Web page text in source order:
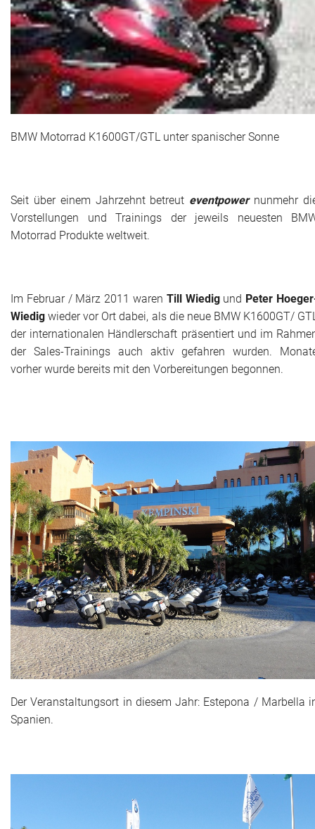
Das war 2015
Das war 2014
Das war 2013
Das war 2012
Das war 2009
Projekte + Kunden
Historie + Gegenwart
Peter's "on-the-road" Tipps
Sprüche
Ganz speziell
Impressum
BMW Motorrad K1600GT/GTL unter spanischer Sonne
Seit über einem Jahrzehnt betreut eventpowernunmehr
Vorstellungen und Trainings der jeweils neuesten
Motorrad Produkte weltweit.
Im Februar / März 2011 waren Till Wiedigund Peter
Wiedig wieder vor Ort dabei, als die neue BMW K1600GT/
der internationalen Händlerschaft präsentiert und im
der Sales-Trainings auch aktiv gefahren wurden.
vorher wurde bereits mit den Vorbereitungen begonnen.
Der Veranstaltungsort in diesem Jahr: Estepona / Marbella
Spanien.